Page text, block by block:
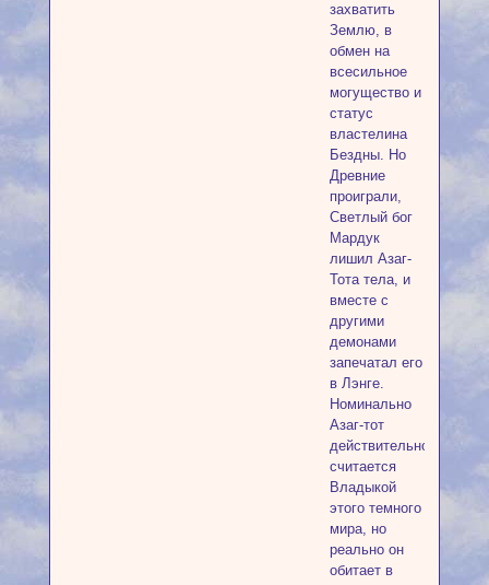
захватить
Землю, в
обмен на
всесильное
могущество и
статус
властелина
Бездны. Но
Древние
проиграли,
Светлый бог
Мардук
лишил Азаг-
Тота тела, и
вместе с
другими
демонами
запечатал его
в Лэнге.
Номинально
Азаг-тот
действительно
считается
Владыкой
этого темного
мира, но
реально он
обитает в